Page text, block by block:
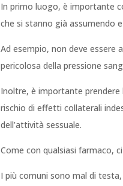
In primo luogo, è importante
che si stanno già assumendo
Ad esempio, non deve
pericolosa della pressione
Inoltre, è importante
rischio di effetti collaterali
dell’attività sessuale.
Come con qualsiasi farmaco,
I più comuni sono mal di